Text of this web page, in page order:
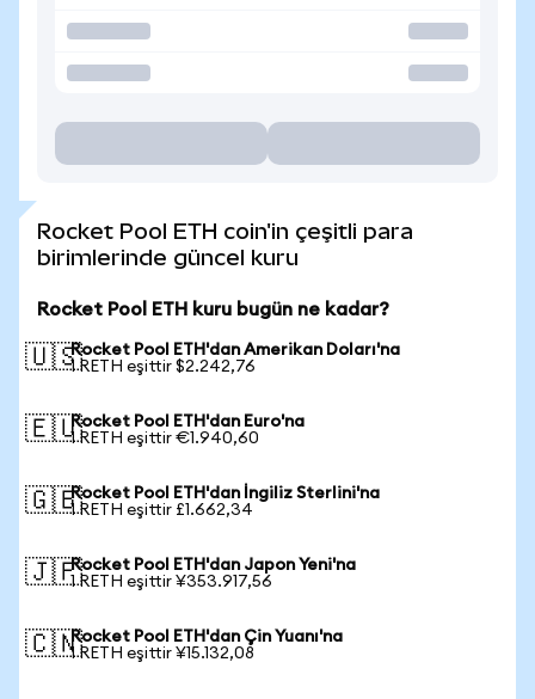
Rocket Pool ETH coin'in çeşitli para
birimlerinde güncel kuru
Rocket Pool ETH kuru bugün ne kadar?
🇺🇸Rocket Pool ETH'dan Amerikan Doları'na
1 RETH eşittir $2.242,76
🇪🇺Rocket Pool ETH'dan Euro'na
1 RETH eşittir €1.940,60
🇬🇧Rocket Pool ETH'dan İngiliz Sterlini'na
1 RETH eşittir £1.662,34
🇯🇵Rocket Pool ETH'dan Japon Yeni'na
1 RETH eşittir ¥353.917,56
🇨🇳Rocket Pool ETH'dan Çin Yuanı'na
1 RETH eşittir ¥15.132,08